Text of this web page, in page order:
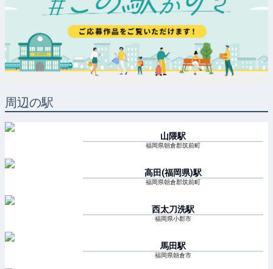
周辺の駅
山隈駅
福岡県朝倉郡筑前町
高田(福岡県)駅
福岡県朝倉郡筑前町
西太刀洗駅
福岡県小郡市
馬田駅
福岡県朝倉市